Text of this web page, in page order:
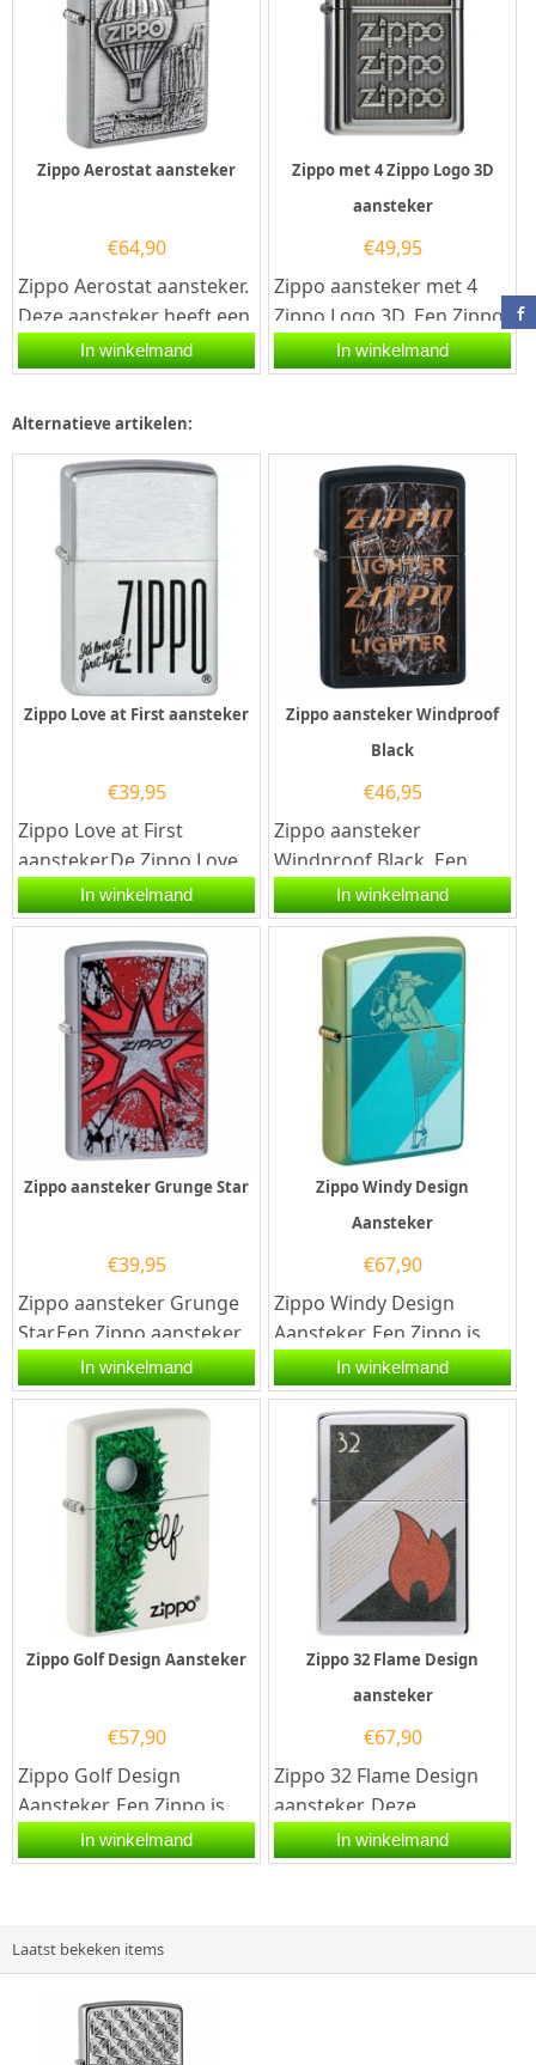
Zippo Aerostat aansteker
€64,90
Zippo Aerostat aansteker.
Deze aansteker heeft een
gebrosteld chromen
afwerking aan de voor
In winkelmand
Zippo met 4 Zippo Logo 3D
aansteker
€49,95
Zippo aansteker met 4
Zippo Logo 3D. Een Zippo
aansteker is een
kwalitatief...
In winkelmand
Alternatieve artikelen:
Zippo Love at First aansteker
€39,95
Zippo Love at First
aansteker.De Zippo Love
at First aansteker heeft
een brushed chrome
afwerking...
In winkelmand
Zippo aansteker Windproof
Black
€46,95
Zippo aansteker
Windproof Black. Een
Zippo aansteker is een
kwalitatief
goede aansteker met de...
In winkelmand
Zippo aansteker Grunge Star
€39,95
Zippo aansteker Grunge
Star.Een Zippo aansteker
is een kwalitatief
goede aansteker met de...
In winkelmand
Zippo Windy Design
Aansteker
€67,90
Zippo Windy Design
Aansteker. Een Zippo is
een kwalitatief goede
benzineaansteker met
In winkelmand
Zippo Golf Design Aansteker
€57,90
Zippo Golf Design
Aansteker. Een Zippo is
een kwalitatief
goede benzineaansteker
In winkelmand
Zippo 32 Flame Design
aansteker
€67,90
Zippo 32 Flame Design
aansteker. Deze
Hoogglans Chrome Zippo
heeft een vintage look.
In winkelmand
Laatst bekeken items